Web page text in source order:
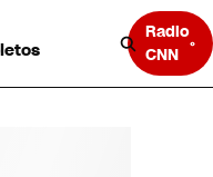
Radio
CNN